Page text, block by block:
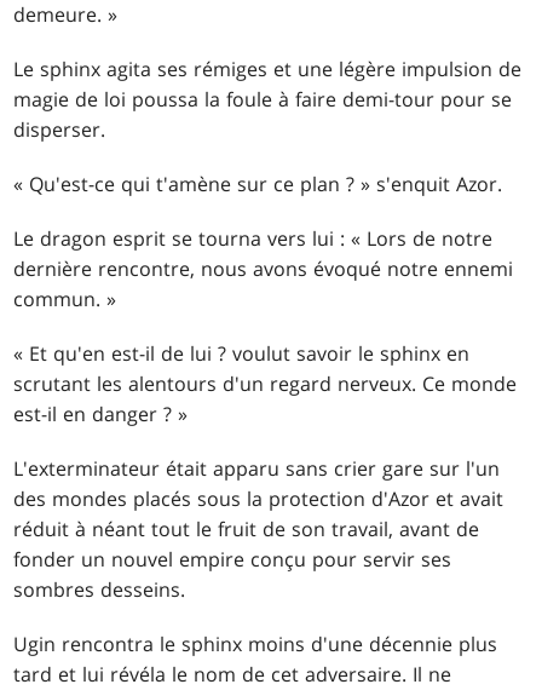
demeure. »
Le sphinx agita ses rémiges et une légère impulsion de
magie de loi poussa la foule à faire demi-tour pour se
disperser.
« Qu'est-ce qui t'amène sur ce plan ? » s'enquit Azor.
Le dragon esprit se tourna vers lui : « Lors de notre
dernière rencontre, nous avons évoqué notre ennemi
commun. »
« Et qu'en est-il de lui ? voulut savoir le sphinx en
scrutant les alentours d'un regard nerveux. Ce monde
est-il en danger ? »
L'exterminateur était apparu sans crier gare sur l'un
des mondes placés sous la protection d'Azor et avait
réduit à néant tout le fruit de son travail, avant de
fonder un nouvel empire conçu pour servir ses
sombres desseins.
Ugin rencontra le sphinx moins d'une décennie plus
tard et lui révéla le nom de cet adversaire. Il ne